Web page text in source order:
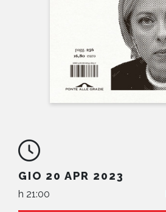
GIO 20 APR 2023
h 21:00